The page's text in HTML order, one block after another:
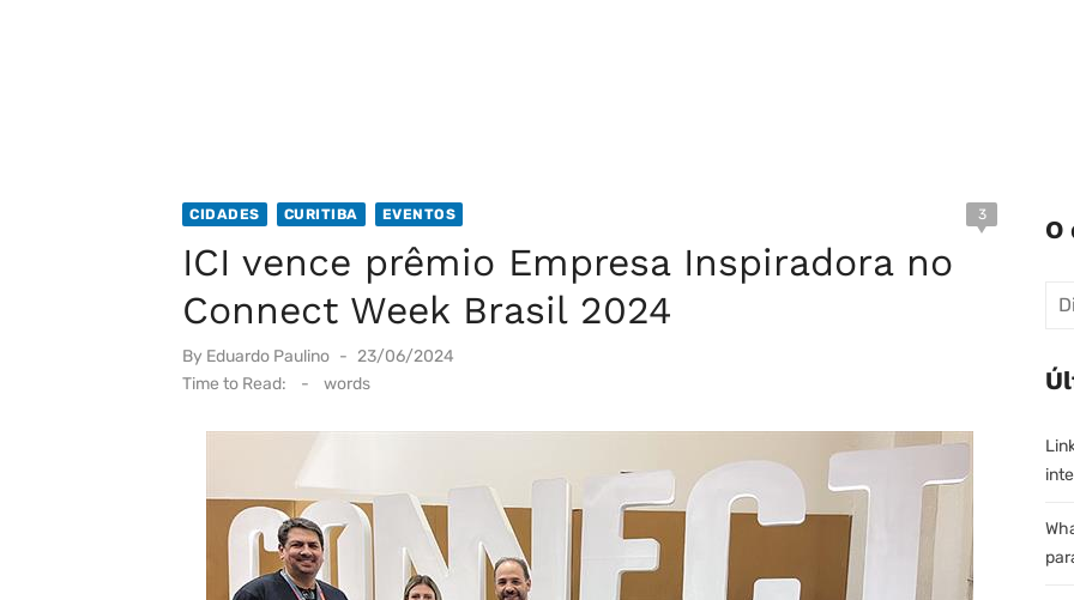
CIDADES CURITIBA EVENTOS 3
ICI vence prêmio Empresa Inspiradora no
Connect Week Brasil 2024
By Eduardo Paulino
Posted
on
23/06/2024
Time to Read:
- words
O